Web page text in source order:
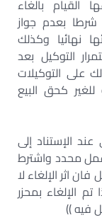
القيام بالغاء
شرطا بعدم جواز
نهائيا وكذلك
التوكيل بعد
على التوكيلات
كحق البيع
الإستناد إلى
عمل محدد واشترط
اثر الإلغاء لا
الإلغاء بمحزر
فيه ))